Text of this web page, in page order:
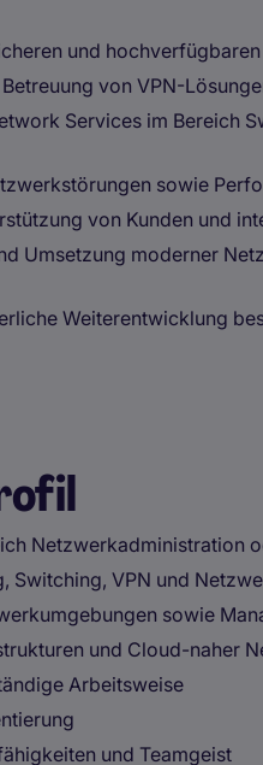
und
von VPN-
Services im Bereich
sowie
von Kunden und
Umsetzung moderner
Weiterentwicklung
Netzwerkadministration
Switching, VPN und
sowie
und Cloud-naher
Arbeitsweise
und Teamgeist